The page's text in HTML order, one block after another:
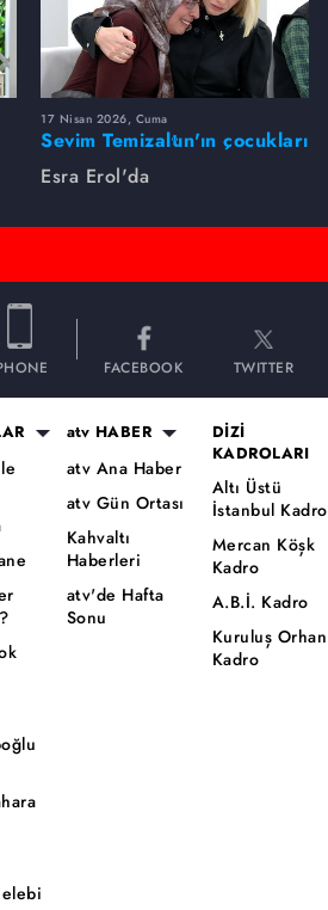
17 Nisan 2026, Cuma
Sevim Temizaltın'ın çocukları
nerede?
Esra Erol'da
FACEBOOK TWITTER
atv HABER
atv Ana Haber
atv Gün Ortası
Kahvaltı
Haberleri
atv'de Hafta
Sonu
DİZİ
KADROLARI
Altı Üstü
İstanbul Kadro
Mercan Köşk
Kadro
A.B.İ. Kadro
Kuruluş Orhan
Kadro